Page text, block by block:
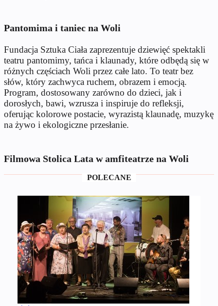
Pantomima i taniec na Woli
Fundacja Sztuka Ciała zaprezentuje dziewięć spektakli
teatru pantomimy, tańca i klaunady, które odbędą się w
różnych częściach Woli przez całe lato. To teatr bez
słów, który zachwyca ruchem, obrazem i emocją.
Program, dostosowany zarówno do dzieci, jak i
dorosłych, bawi, wzrusza i inspiruje do refleksji,
oferując kolorowe postacie, wyrazistą klaunadę, muzykę
na żywo i ekologiczne przesłanie.
Filmowa Stolica Lata w amfiteatrze na Woli
POLECANE